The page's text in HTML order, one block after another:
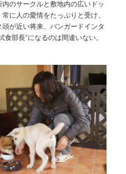
のサークルと敷地内の広いドッ
に人の愛情をたっぷりと受け、
が近い将来、バンガードインタ
食部長”になるのは間違いない。